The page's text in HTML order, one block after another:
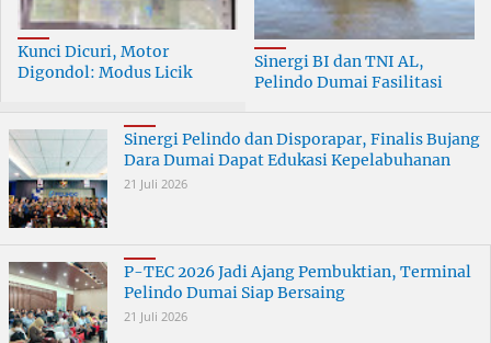
Kunci Dicuri, Motor
Digondol: Modus Licik
Terungkap
Sinergi BI dan TNI AL,
Pelindo Dumai Fasilitasi
Sinergi Pelindo dan Disporapar, Finalis Bujang
Dara Dumai Dapat Edukasi Kepelabuhanan
21 Juli 2026
P-TEC 2026 Jadi Ajang Pembuktian, Terminal
Pelindo Dumai Siap Bersaing
21 Juli 2026